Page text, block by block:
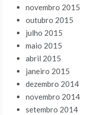
novembro 2015
outubro 2015
julho 2015
maio 2015
abril 2015
janeiro 2015
dezembro 2014
novembro 2014
setembro 2014